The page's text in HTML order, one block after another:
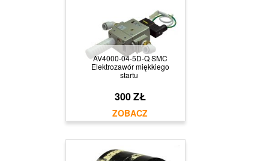
AV4000-04-5D-Q SMC
Elektrozawór miękkiego
startu
300 ZŁ